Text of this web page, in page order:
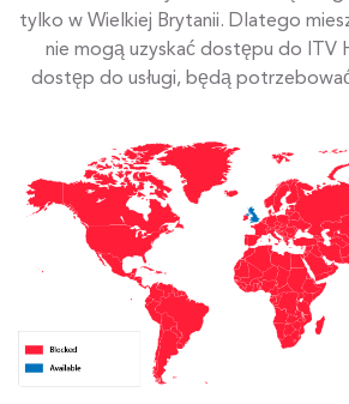
tylko w Wielkiej Brytanii. Dlatego
nie mogą uzyskać dostępu do ITV
dostęp do usługi, będą